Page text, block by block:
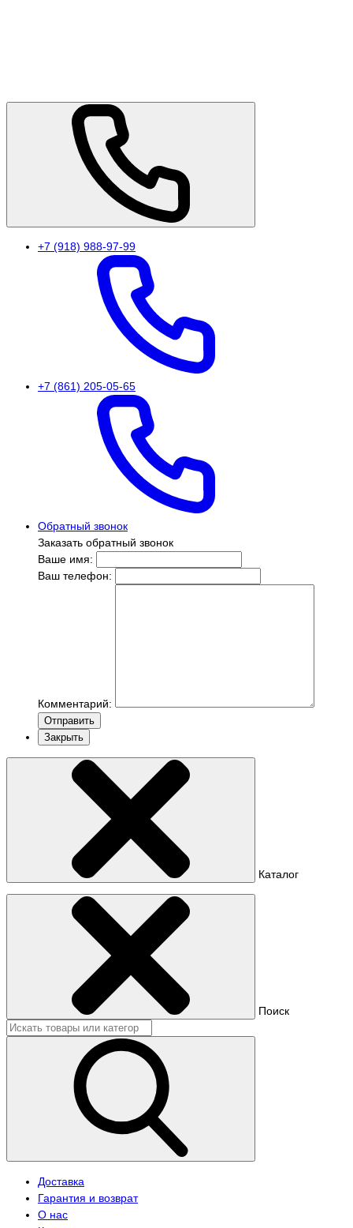
+7 (918) 988-97-99
+7 (861) 205-05-65
Обратный звонок
Заказать обратный звонок
Ваше имя:
Ваш телефон:
Комментарий:
Отправить
Закрыть
Каталог
Поиск
Доставка
Гарантия и возврат
О нас